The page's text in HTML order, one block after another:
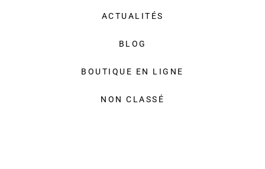
ACTUALITÉS
BLOG
BOUTIQUE EN LIGNE
NON CLASSÉ